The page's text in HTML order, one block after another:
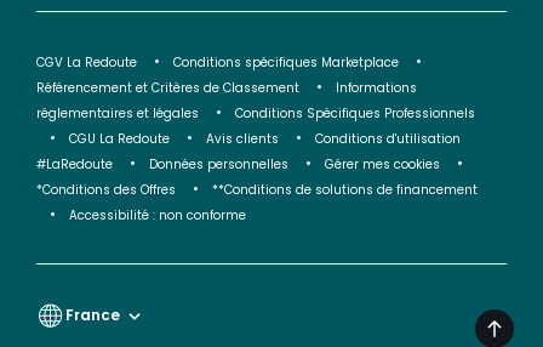
CGV La Redoute
Conditions spécifiques Marketplace
Référencement et Critères de Classement
Informations
réglementaires et légales
Conditions Spécifiques Professionnels
CGU La Redoute
Avis clients
Conditions d'utilisation
#LaRedoute
Données personnelles
Gérer mes cookies
*Conditions des Offres
**Conditions de solutions de financement
Accessibilité : non conforme
France